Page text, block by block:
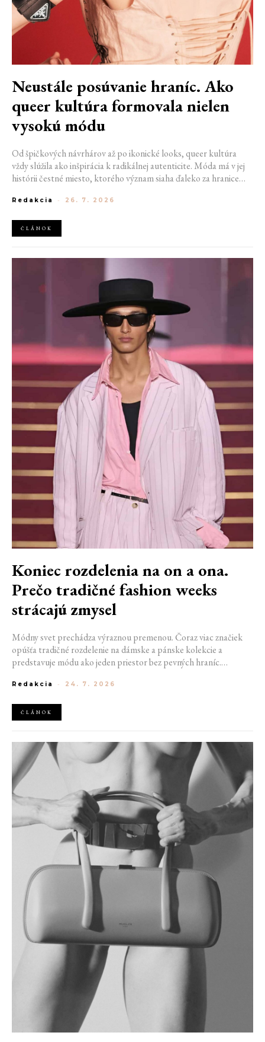
Neustále posúvanie hraníc. Ako
queer kultúra formovala nielen
vysokú módu
Od špičkových návrhárov až po ikonické looks, queer kultúra
vždy slúžila ako inšpirácia k radikálnej autenticite. Móda má v jej
histórii čestné miesto, ktorého význam siaha ďaleko za hranice
postihom a nebezpečenstvu, fungovalo práve oblečenie ako tichý
jeden druhého a vďaka veľkolepej ballroom scéne mali aj ľudia na
okraji spoločnosti priestor zažiariť na mólach. Ako sa queer
Redakcia - 26. 7. 2026
ČLÁNOK
Koniec rozdelenia na on a ona.
Prečo tradičné fashion weeks
strácajú zmysel
Módny svet prechádza výraznou premenou. Čoraz viac značiek
opúšťa tradičné rozdelenie na dámske a pánske kolekcie a
predstavuje módu ako jeden priestor bez pevných hraníc.
udržateľnosť naznačujú, že klasické týždne módy môžu čoskoro
Redakcia - 24. 7. 2026
ČLÁNOK